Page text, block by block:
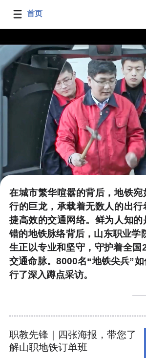
首页
在城市繁华喧嚣的背后，地铁宛
行的巨龙，承载着无数人的出行
捷高效的交通网络。鲜为人知的
错的地铁脉络背后，山东职业学
生正以专业和坚守，守护着全国
交通命脉。8000名“地铁尖兵”
行了深入蹲点采访。
——
职教先锋｜四张海报，带您了
解山职地铁订单班